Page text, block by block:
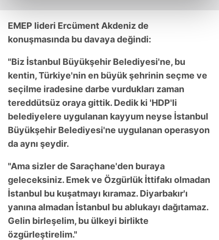
Her halükârda, kullanıcılar, bu çerezlere izin vermedikleri
takdirde, kullanıcılara hedefli reklamlar
Sizlere daha iyi bir hizmet sunabilmek için İnternet
Sitemizde kendimize ve üçüncü kişilere ait çerezler
kullanılmaktadır. Bu çerezler vasıtasıyla çeşitli kişisel
verileriniz işlenmekte olup gerekli olan çerezler bilgi
toplumu hizmetlerinin sunulması amacıyla
kullanılmaktadır. Diğer çerezler, sitemizin daha işlevsel
kılınması ve kişiselleştirilmesi ve sizlere yönelik
sınırlı olarak açık rızanız dahilinde kullanılacaktır.
Çerezlere ilişkin tercihlerinizi aşağıda yer alan panel
vasıtasıyla belirleyebilirsiniz. Çerezlere ilişkin detaylı bilgi
için Ayarlar butonuna tıklayabilir, Çerez Bilgilendirme
ziyaret edebilirsiniz.
EMEP lideri Ercüment Akdeniz de
konuşmasında bu davaya değindi:
"Biz İstanbul Büyükşehir Belediyesi'ne, bu
kentin, Türkiye'nin en büyük şehrinin seçme ve
seçilme iradesine darbe vurdukları zaman
tereddütsüz oraya gittik. Dedik ki 'HDP'li
belediyelere uygulanan kayyum neyse İstanbul
Büyükşehir Belediyesi'ne uygulanan operasyon
da aynı şeydir.
"Ama sizler de Saraçhane'den buraya
geleceksiniz. Emek ve Özgürlük İttifakı olmadan
İstanbul bu kuşatmayı kıramaz. Diyarbakır'ı
yanına almadan İstanbul bu ablukayı dağıtamaz.
Gelin birleşelim, bu ülkeyi birlikte
özgürleştirelim."